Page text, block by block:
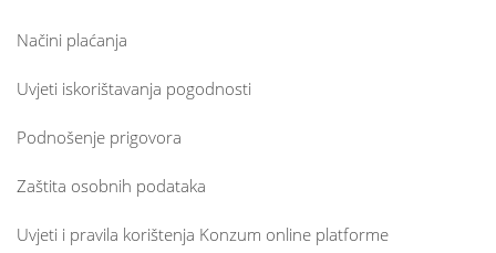
Načini plaćanja
Uvjeti iskorištavanja pogodnosti
Podnošenje prigovora
Zaštita osobnih podataka
Uvjeti i pravila korištenja Konzum online platforme